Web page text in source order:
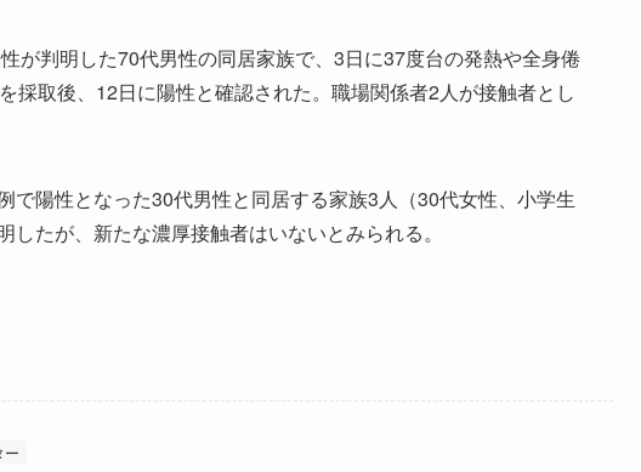
が判明した70代男性の同居家族で、3日に37度台の発熱や全身倦
採取後、12日に陽性と確認された。職場関係者2人が接触者とし
陽性となった30代男性と同居する家族3人（30代女性、小学生
たが、新たな濃厚接触者はいないとみられる。
ー